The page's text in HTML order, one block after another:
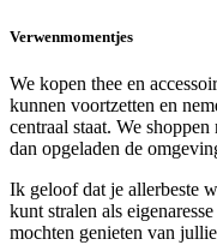
Verwenmomentjes
We kopen thee en
kunnen voortzetten en
centraal staat. We
dan opgeladen de
Ik geloof dat je allerbeste
kunt stralen als
mochten genieten van